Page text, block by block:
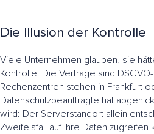
Die Illusion der Kontrolle
Viele Unternehmen glauben, sie
Kontrolle. Die Verträge sind
Rechenzentren stehen in Frankfurt
Datenschutzbeauftragte hat
wird: Der Serverstandort allein
Zweifelsfall auf Ihre Daten zugreifen